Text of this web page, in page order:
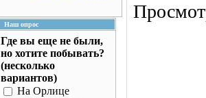
Наш опрос
Где вы еще не были,
но хотите побывать?
(несколько
вариантов)
На Орлице